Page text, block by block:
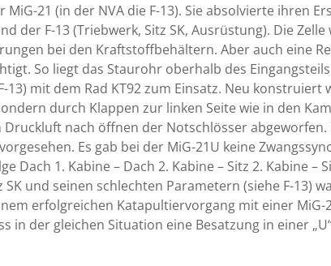
21 (in der NVA die F-13). Sie absolvierte ihren
der F-13 (Triebwerk, Sitz SK, Ausrüstung). Die
bei den Kraftstoffbehältern. Aber auch eine
So liegt das Staurohr oberhalb des
mit dem Rad KT92 zum Einsatz. Neu konstruiert
durch Klappen zur linken Seite wie in den
nach öffnen der Notschlösser
Es gab bei der MiG-21U keine
1. Kabine – Dach 2. Kabine – Sitz 2. Kabine –
und seinen schlechten Parametern (siehe F-13)
erfolgreichen Katapultiervorgang mit einer MiG-
der gleichen Situation eine Besatzung in einer